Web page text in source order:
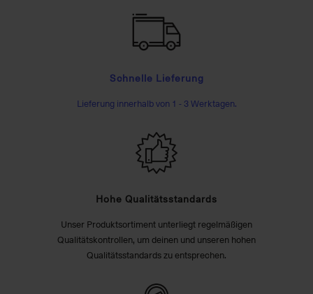
Schnelle Lieferung
Lieferung innerhalb von 1 - 3 Werktagen.
Hohe Qualitätsstandards
Unser Produktsortiment unterliegt regelmäßigen
Qualitätskontrollen, um deinen und unseren hohen
Qualitätsstandards zu entsprechen.